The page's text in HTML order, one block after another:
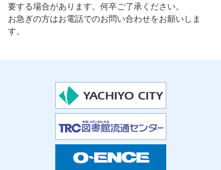
要する場合があります。何卒ご了承ください。
お急ぎの方はお電話でのお問い合わせをお願いしま
す。